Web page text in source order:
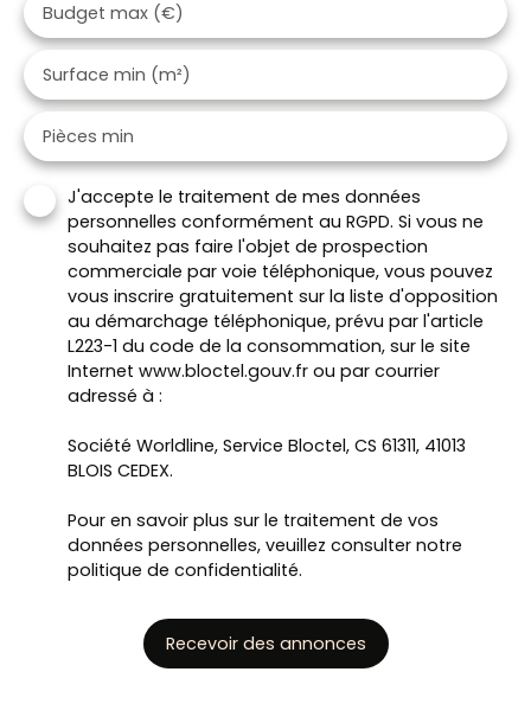
Budget max (€)
Surface min (m²)
Pièces min
J'accepte le traitement de mes données
personnelles conformément au RGPD. Si vous ne
souhaitez pas faire l'objet de prospection
commerciale par voie téléphonique, vous pouvez
vous inscrire gratuitement sur la liste d'opposition
au démarchage téléphonique, prévu par l'article
L223-1 du code de la consommation, sur le site
Internet www.bloctel.gouv.fr ou par courrier
adressé à :
Société Worldline, Service Bloctel, CS 61311, 41013
BLOIS CEDEX.
Pour en savoir plus sur le traitement de vos
données personnelles, veuillez consulter notre
politique de confidentialité.
Recevoir des annonces